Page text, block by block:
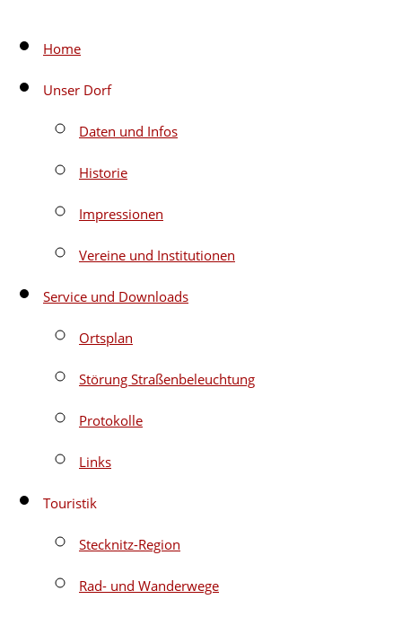
Zum
Inhalt
springen
Home
Unser Dorf
Daten und Infos
Historie
Impressionen
Vereine und Institutionen
Service und Downloads
Ortsplan
Störung Straßenbeleuchtung
Protokolle
Links
Touristik
Stecknitz-Region
Rad- und Wanderwege